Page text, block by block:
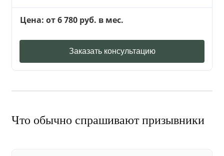
Цена: от 6 780 руб. в мес.
Заказать консультацию
Что обычно спрашивают призывники